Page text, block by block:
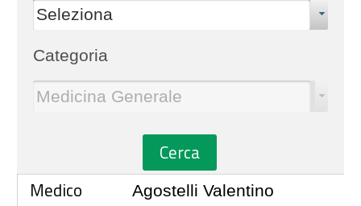
Seleziona
Categoria
Medicina Generale
Cerca
Medico
Agostelli Valentino